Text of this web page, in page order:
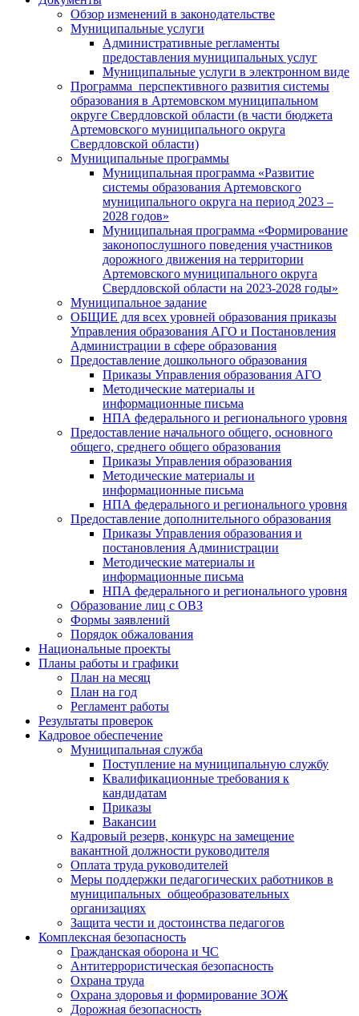
Обзор изменений в законодательстве
Муниципальные услуги
Административные регламенты
предоставления муниципальных услуг
Муниципальные услуги в электронном виде
Программа перспективного развития системы
образования в Артемовском муниципальном
округе Свердловской области (в части бюджета
Артемовского муниципального округа
Свердловской области)
Муниципальные программы
Муниципальная программа «Развитие
системы образования Артемовского
муниципального округа на период 2023 –
2028 годов»
Муниципальная программа «Формирование
законопослушного поведения участников
дорожного движения на территории
Артемовского муниципального округа
Свердловской области на 2023-2028 годы»
Муниципальное задание
ОБЩИЕ для всех уровней образования приказы
Управления образования АГО и Постановления
Администрации в сфере образования
Предоставление дошкольного образования
Приказы Управления образования АГО
Методические материалы и
информационные письма
НПА федерального и регионального уровня
Предоставление начального общего, основного
общего, среднего общего образования
Приказы Управления образования
Методические материалы и
информационные письма
НПА федерального и регионального уровня
Предоставление дополнительного образования
Приказы Управления образования и
постановления Администрации
Методические материалы и
информационные письма
НПА федерального и регионального уровня
Образование лиц с ОВЗ
Формы заявлений
Порядок обжалования
Национальные проекты
Планы работы и графики
План на месяц
План на год
Регламент работы
Результаты проверок
Кадровое обеспечение
Муниципальная служба
Поступление на муниципальную службу
Квалификационные требования к
кандидатам
Приказы
Вакансии
Кадровый резерв, конкурс на замещение
вакантной должности руководителя
Оплата труда руководителей
Меры поддержки педагогических работников в
муниципальных общеобразовательных
организациях
Защита чести и достоинства педагогов
Комплексная безопасность
Гражданская оборона и ЧС
Антитеррористическая безопасность
Охрана труда
Охрана здоровья и формирование ЗОЖ
Дорожная безопасность